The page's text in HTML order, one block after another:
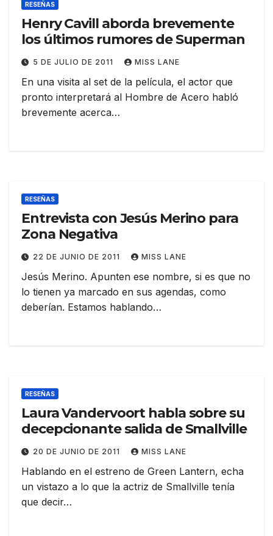
RESEÑAS
Henry Cavill aborda brevemente
los últimos rumores de Superman
5 DE JULIO DE 2011 MISS LANE
En una visita al set de la película, el actor que
pronto interpretará al Hombre de Acero habló
brevemente acerca…
RESEÑAS
Entrevista con Jesús Merino para
Zona Negativa
22 DE JUNIO DE 2011 MISS LANE
Jesús Merino. Apunten ese nombre, si es que no
lo tienen ya marcado en sus agendas, como
deberían. Estamos hablando…
RESEÑAS
Laura Vandervoort habla sobre su
decepcionante salida de Smallville
20 DE JUNIO DE 2011 MISS LANE
Hablando en el estreno de Green Lantern, echa
un vistazo a lo que la actriz de Smallville tenía
que decir…